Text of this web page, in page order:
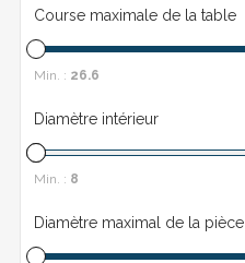
Course maximale de la table
Min. : 26.6
Diamètre intérieur
Min. : 8
Diamètre maximal de la pièce